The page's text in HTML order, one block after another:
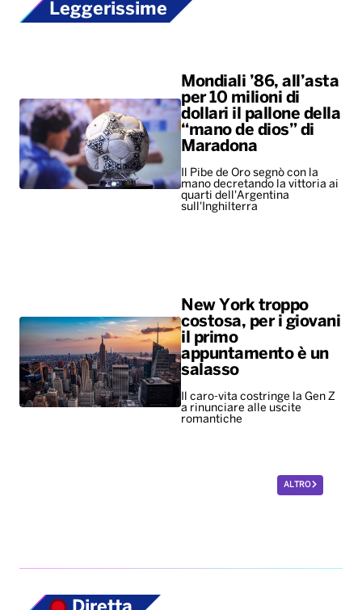
Leggerissime
Mondiali ’86, all’asta
per 10 milioni di
dollari il pallone della
“mano de dios” di
Maradona
Il Pibe de Oro segnò con la
mano decretando la vittoria ai
quarti dell'Argentina
sull'Inghilterra
New York troppo
costosa, per i giovani
il primo
appuntamento è un
salasso
Il caro-vita costringe la Gen Z
a rinunciare alle uscite
romantiche
ALTRO